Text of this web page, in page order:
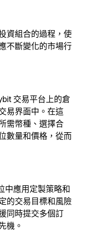
資組合的過程，使
不斷變化的市場行
交易平台上的倉
易界面中。在這
需幣種、選擇合
數量和價格，從而
中應用定製策略和
的交易目標和風險
同時提交多個訂
機。